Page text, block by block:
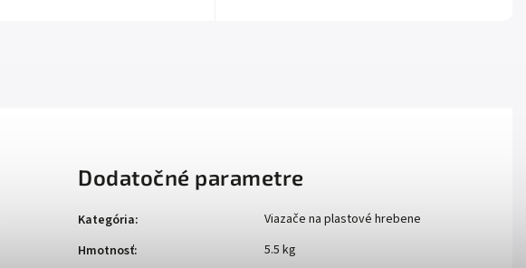
Dodatočné parametre
Kategória:
Viazače na plastové hrebene
Hmotnosť:
5.5 kg